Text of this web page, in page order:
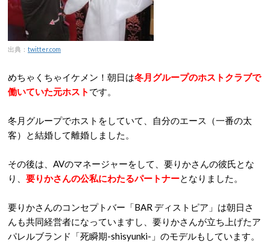
出典： twitter.com
めちゃくちゃイケメン！朝日は冬月グループのホストクラブで
働いていた元ホスト です。
冬月グループでホストをしていて、自分のエース（一番の太
客）と結婚して離婚しました。
その後は、AVのマネージャーをして、要りかさんの彼氏とな
り、 要りかさんの公私にわたるパートナーとなりました。
要りかさんのコンセプトバー「BAR ディストピア」は朝日さ
んも共同経営者になっていますし、要りかさんが立ち上げたア
パレルブランド「死瞬期-shisyunki-」のモデルもしています。